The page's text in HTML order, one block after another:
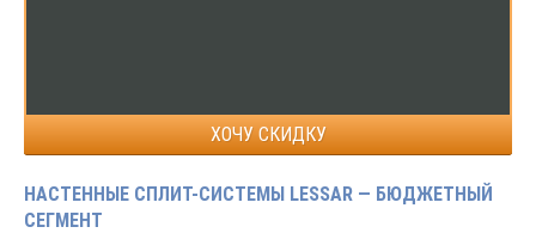
ХОЧУ СКИДКУ
НАСТЕННЫЕ СПЛИТ-СИСТЕМЫ LESSAR — БЮДЖЕТНЫЙ
СЕГМЕНТ